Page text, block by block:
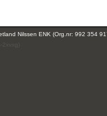
Nilssen ENK (Org.nr: 992 354